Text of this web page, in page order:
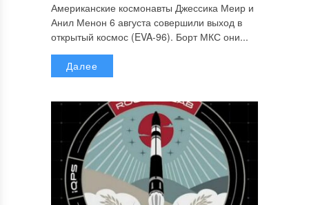
Американские космонавты Джессика Меир и
Анил Менон 6 августа совершили выход в
открытый космос (EVA-96). Борт МКС они...
Далее